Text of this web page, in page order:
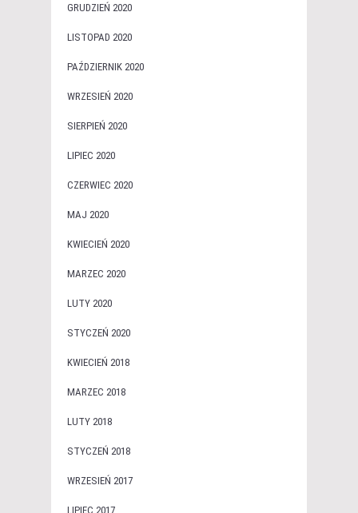
GRUDZIEŃ 2020
LISTOPAD 2020
PAŹDZIERNIK 2020
WRZESIEŃ 2020
SIERPIEŃ 2020
LIPIEC 2020
CZERWIEC 2020
MAJ 2020
KWIECIEŃ 2020
MARZEC 2020
LUTY 2020
STYCZEŃ 2020
KWIECIEŃ 2018
MARZEC 2018
LUTY 2018
STYCZEŃ 2018
WRZESIEŃ 2017
LIPIEC 2017